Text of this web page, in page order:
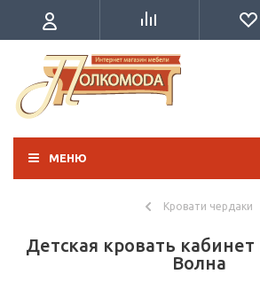
МЕНЮ
Кровати чердаки
Детская кровать кабинет
Волна